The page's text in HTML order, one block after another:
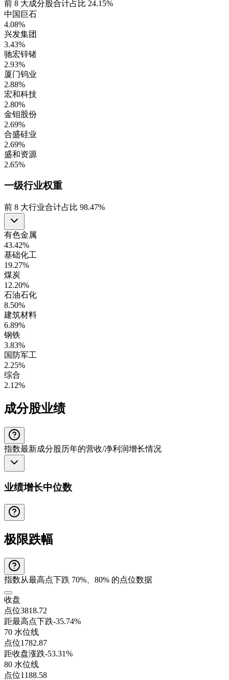
前 8 大成分股合计占比 24.15%
中国巨石
4.08%
兴发集团
3.43%
驰宏锌锗
2.93%
厦门钨业
2.88%
宏和科技
2.80%
金钼股份
2.69%
合盛硅业
2.69%
盛和资源
2.65%
一级行业权重
前 8 大行业合计占比 98.47%
有色金属
43.42%
基础化工
19.27%
煤炭
12.20%
石油石化
8.50%
建筑材料
6.89%
钢铁
3.83%
国防军工
2.25%
综合
2.12%
成分股业绩
指数最新成分股历年的营收/净利润增长情况
业绩增长中位数
极限跌幅
指数从最高点下跌 70%、80% 的点位数据
收盘
点位3818.72
距最高点下跌-35.74%
70 水位线
点位1782.87
距收盘涨跌-53.31%
80 水位线
点位1188.58